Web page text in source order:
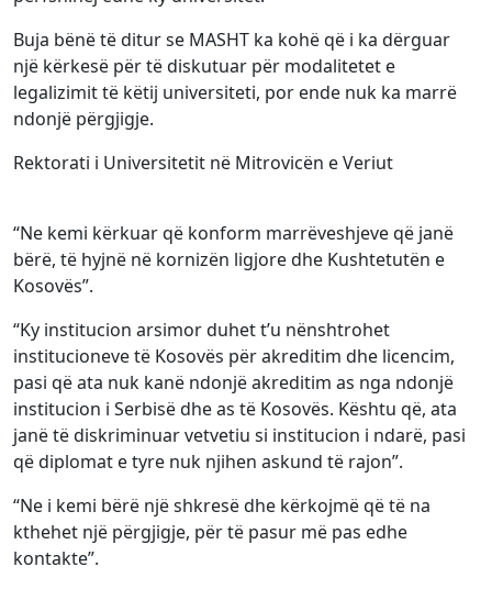
Buja bënë të ditur se MASHT ka kohë që i ka dërguar
një kërkesë për të diskutuar për modalitetet e
legalizimit të këtij universiteti, por ende nuk ka marrë
ndonjë përgjigje.
Rektorati i Universitetit në Mitrovicën e Veriut
“Ne kemi kërkuar që konform marrëveshjeve që janë
bërë, të hyjnë në kornizën ligjore dhe Kushtetutën e
Kosovës”.
“Ky institucion arsimor duhet t’u nënshtrohet
institucioneve të Kosovës për akreditim dhe licencim,
pasi që ata nuk kanë ndonjë akreditim as nga ndonjë
institucion i Serbisë dhe as të Kosovës. Kështu që, ata
janë të diskriminuar vetvetiu si institucion i ndarë, pasi
që diplomat e tyre nuk njihen askund të rajon”.
“Ne i kemi bërë një shkresë dhe kërkojmë që të na
kthehet një përgjigje, për të pasur më pas edhe
kontakte”.